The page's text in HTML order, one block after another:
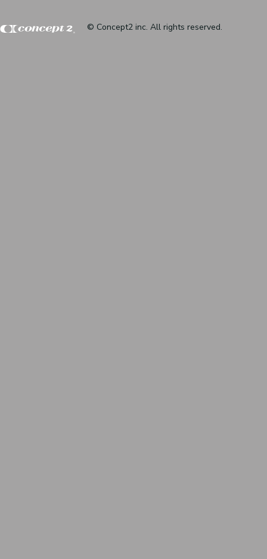
© Concept2 inc. All rights reserved.